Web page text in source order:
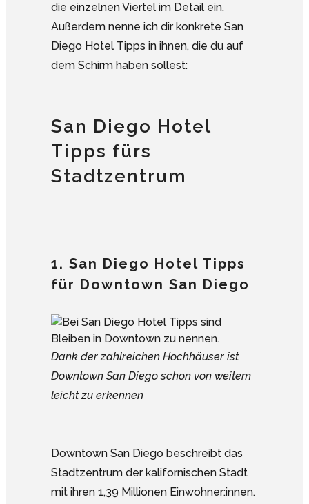
die einzelnen Viertel im Detail ein.
Außerdem nenne ich dir konkrete San
Diego Hotel Tipps in ihnen, die du auf
dem Schirm haben sollest:
San Diego Hotel
Tipps fürs
Stadtzentrum
1. San Diego Hotel Tipps
für Downtown San Diego
Dank der zahlreichen Hochhäuser ist
Downtown San Diego schon von weitem
leicht zu erkennen
Downtown San Diego beschreibt das
Stadtzentrum der kalifornischen Stadt
mit ihren 1,39 Millionen Einwohner:innen.